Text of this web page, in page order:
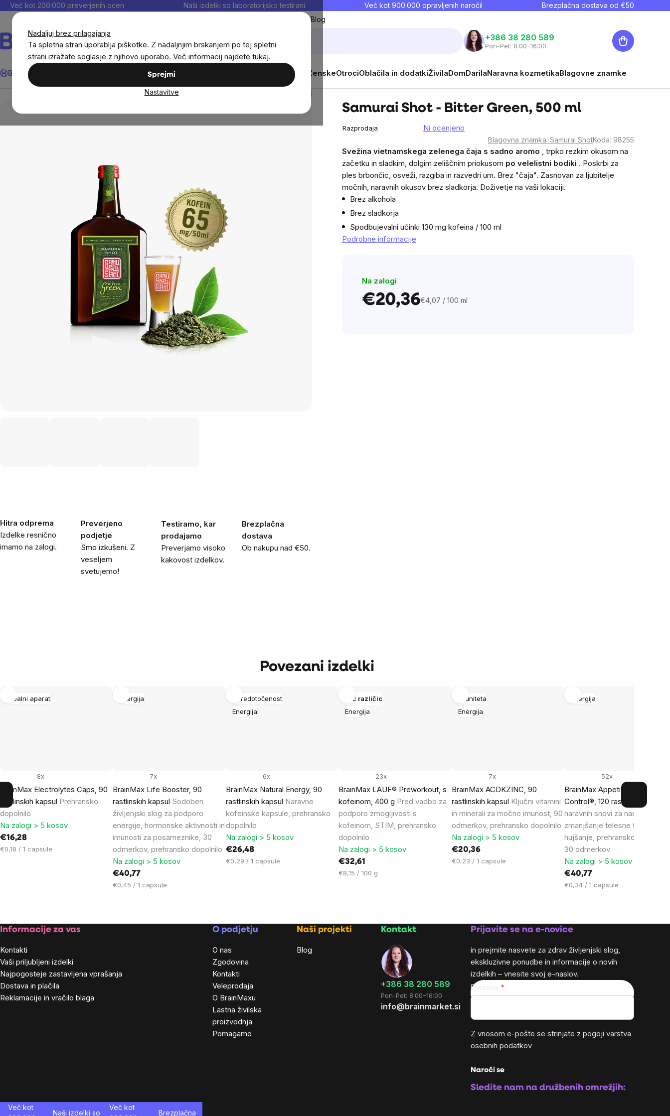
Nadaljuj brez prilagajanja
Ta spletna stran uporablja piškotke. Z nadaljnjim brskanjem po tej spletni
strani izražate soglasje z njihovo uporabo. Več informacij najdete tukaj.
Sprejmi
Nastavitve
Preskoči
Več kot 200.000 preverjenih ocen Naši izdelki so laboratorijsko testirani Več kot 900.000 opravljenih naročil Brezplačna dostava od €50
Moji priljubljeniBlog
Išči
+386 38 280 589
Pon-Pet: 8:00–16:00
Košarica
BrainMax® Prehranska dopolnila in prehrana Moški ŽenskeOtrociOblačila in dodatkiŽivilaDomDarilaNaravna kozmetikaBlagovne znamke
Osvežilne pijače Samurai Shot - Bitter Green, 500 ml
Samurai Shot - Bitter Green, 500 ml
Razprodaja
product
rating
is
0,0
out
of
5
stars.
Ni ocenjeno
Hitra odprema
Izdelke resnično
imamo na zalogi.
Preverjeno
podjetje
Smo izkušeni. Z
veseljem
svetujemo!
Testiramo, kar
prodajamo
Preverjamo visoko
kakovost izdelkov.
Brezplačna
dostava
Ob nakupu nad €50.
Blagovna znamka: Samurai ShotKoda: 98255
Svežina vietnamskega zelenega čaja s sadno aromo , trpko rezkim okusom na
začetku in sladkim, dolgim ​​zeliščnim priokusom po velelistni bodiki . Poskrbi za
ples brbončic, osveži, razgiba in razvedri um. Brez "čaja". Zasnovan za ljubitelje
močnih, naravnih okusov brez sladkorja. Doživetje na vaši lokaciji.
Brez alkohola
Brez sladkorja
Spodbujevalni učinki 130 mg kofeina / 100 ml
Podrobne informacije
Na zalogi
€20,36Cena
€4,07 / 100 ml
Povezani izdelki
Gibalni aparat
BrainMax Electrolytes Caps, 90
rastlinskih kapsul Prehransko
dopolnilo
8x
Na zalogi > 5 kosov
€16,28
Cena
€0,18 / 1 capsule
Energija
BrainMax Life Booster, 90
rastlinskih kapsul Sodoben
življenjski slog za podporo
energije, hormonske aktivnosti in
imunosti za posameznike, 30
odmerkov, prehransko dopolnilo
7x
Na zalogi > 5 kosov
€40,77
Cena
€0,45 / 1 capsule
Osredotočenost
Energija
BrainMax Natural Energy, 90
rastlinskih kapsul Naravne
kofeinske kapsule, prehransko
dopolnilo
6x
Na zalogi > 5 kosov
€26,48
Cena
€0,29 / 1 capsule
Energija
Več različic
BrainMax LAUF® Preworkout, s
kofeinom, 400 g Pred vadbo za
podporo zmogljivosti s
kofeinom, STIM, prehransko
dopolnilo
23x
Na zalogi > 5 kosov
€32,61
Cena
€8,15 / 100 g
Imuniteta
Energija
BrainMax ACDKZINC, 90
rastlinskih kapsul Ključni vitamini
in minerali za močno imunost, 90
odmerkov, prehransko dopolnilo
7x
Na zalogi > 5 kosov
€20,36
Cena
€0,23 / 1 capsule
Energija
BrainMax Appetite & Fat
Control®, 120 rastlinskih kapsul
naravnih snovi za nadzor
zmanjšanje telesne teže,
hujšanje, prehransko dopolnilo,
30 odmerkov
52x
Na zalogi > 5 kosov
€40,77
Cena
€0,34 / 1 capsule
Footer
Informacije za vas
Kontakti
Vaši priljubljeni izdelki
Najpogosteje zastavljena vprašanja
Dostava in plačila
Reklamacije in vračilo blaga
O podjetju
O nas
Zgodovina
Kontakti
Veleprodaja
O BrainMaxu
Lastna živilska
proizvodnja
Pomagamo
Naši projekti
Blog
Kontakt
+386 38 280 589
Pon-Pet: 8:00–16:00
info@brainmarket.si
Prijavite se na e-novice
in prejmite nasvete za zdrav življenjski slog,
ekskluzivne ponudbe in informacije o novih
izdelkih – vnesite svoj e-naslov.
E-naslov
Z vnosom e-pošte se strinjate z pogoji varstva
osebnih podatkov
Naroči se
Sledite nam na družbenih omrežjih:
Več kot
Naši izdelki so
Več kot
Brezplačna